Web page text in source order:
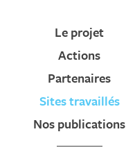
Le projet
Actions
Partenaires
Sites travaillés
Nos publications